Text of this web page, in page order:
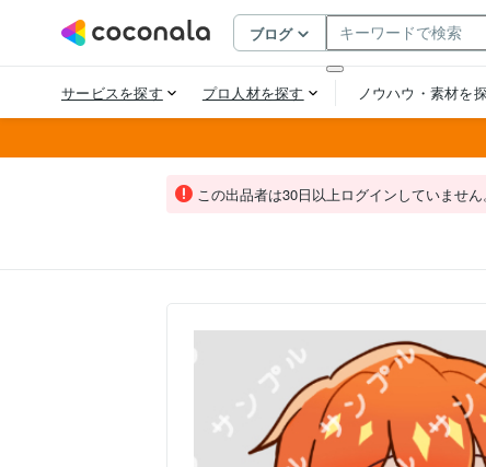
この出品者は30日以上ログインしていませ